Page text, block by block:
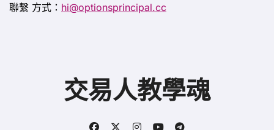
聯繫 方式： hi@optionsprincipal.cc
交易人教學魂